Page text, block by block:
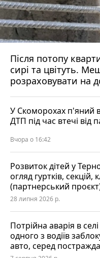
Після потопу
сирі та цвітуть.
розраховувати на
У Скоморохах п'яний
ДТП під час втечі від
Вчора о 16:42
Розвиток дітей у
огляд гуртків, секцій,
(партнерський
28 липня 2026 р.
Потрійна аварія в
одного з водіїв
авто, серед